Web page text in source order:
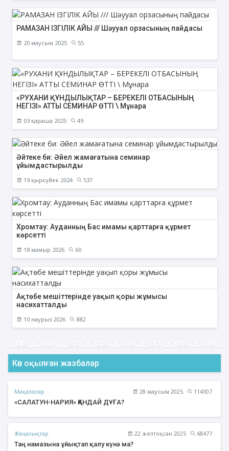
РАМАЗАН ІЗГІЛІК АЙЫ /// Шәууал орзасының пайдасы
20 маусым 2025 55
«РУХАНИ ҚҰНДЫЛЫҚТАР – БЕРЕКЕЛІ ОТБАСЫНЫҢ
НЕГІЗІ» АТТЫ СЕМИНАР ӨТТІ \ Мұнара
03 қараша 2025 49
Әйтеке би: Әйел жамағатына семинар
ұйымдастырылды
19 қыркүйек 2024 537
Хромтау: Ауданның Бас имамы қарттарға құрмет
көрсетті
18 мамыр 2026 60
Ақтөбе мешіттерінде уақып қоры жұмысы
насихатталды
10 наурыз 2026 882
Көп оқылған жазбалар
Мақалалар 28 маусым 2025
114307
«САЛАТУН-НАРИЯ» ҚАНДАЙ ДҰҒА?
Жаңалықтар 22 желтоқсан 2025
68477
Таң намазына ұйықтап қалу күнә ма?